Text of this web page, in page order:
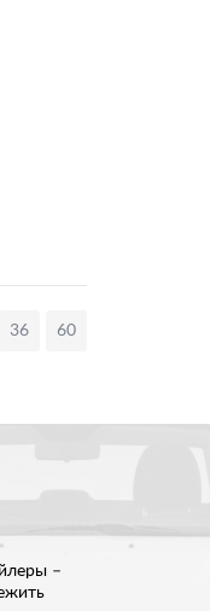
36 60
–